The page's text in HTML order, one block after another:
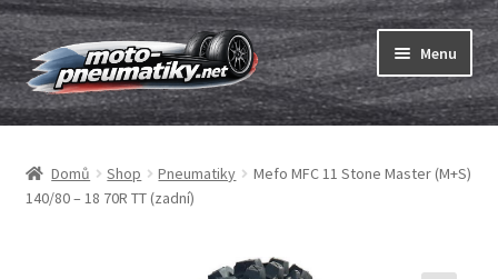
Přeskočit
na
navigaci
Přejít
k
obsahu
webu
Menu
Pneumatiky
Expand
menu
Duše & ráfkové pásky
Expand
Domů Shop Pneumatiky
Mefo MFC 11 Stone Master (M+S)
140/80 – 18 70R TT (zadní)